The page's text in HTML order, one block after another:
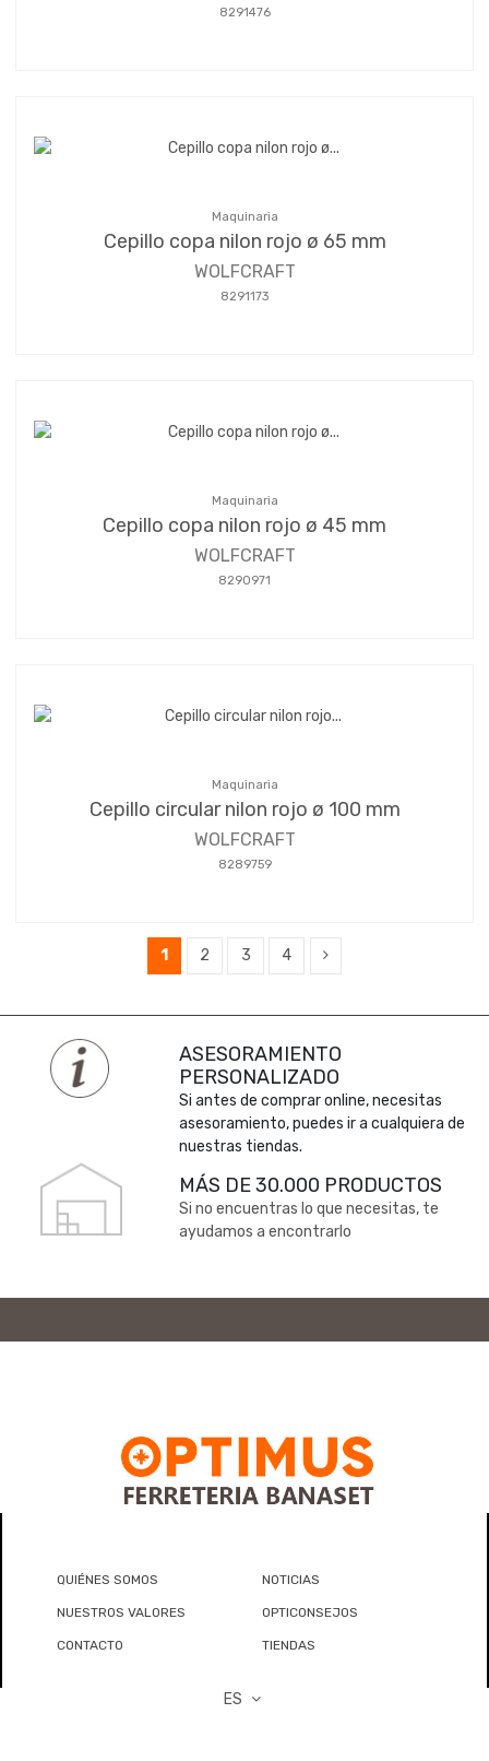
8291476
Maquinaria
Cepillo copa nilon rojo ø 65 mm
WOLFCRAFT
8291173
Maquinaria
Cepillo copa nilon rojo ø 45 mm
WOLFCRAFT
8290971
Maquinaria
Cepillo circular nilon rojo ø 100 mm
WOLFCRAFT
8289759
1 2 3 4
ASESORAMIENTO
PERSONALIZADO
Si antes de comprar online, necesitas
asesoramiento, puedes ir a cualquiera de
nuestras tiendas.
MÁS DE 30.000 PRODUCTOS
Si no encuentras lo que necesitas, te
ayudamos a encontrarlo
QUIÉNES SOMOS NOTICIAS
NUESTROS VALORES OPTICONSEJOS
CONTACTO TIENDAS
ES